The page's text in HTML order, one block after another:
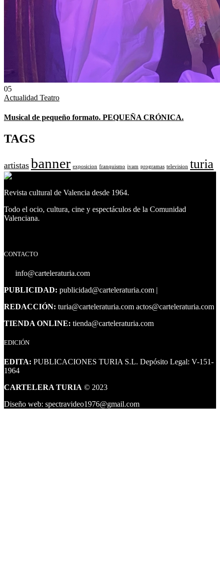
05
Actualidad Teatro
Musical de pequeño formato. PEQUEÑA CRÓNICA.
TAGS
artistas banner exposicion franquismo ivam programas television turia
Revista cultural de Valencia desde 1964.
Todo el ocio, cultura, cine y espectáculos de la Comunidad
Valenciana.
CONTACTO
info@carteleraturia.com
PUBLICIDAD: publicidad@carteleraturia.com |
REDACCIÓN: turia@carteleraturia.com actos@carteleraturia.com
TIENDA ONLINE: tienda@carteleraturia.com
EDICIÓN
EDITA: PUBLICACIONES TURIA S.L. Depósito Legal: V-151-
1964
CARTELERA TURIA © 2023
Diseño web: spectravideo1976@gmail.com